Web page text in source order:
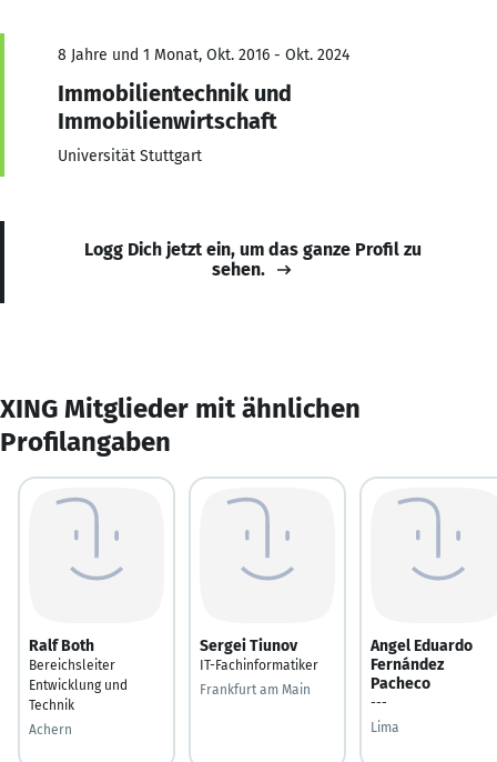
8 Jahre und 1 Monat, Okt. 2016 - Okt. 2024
Immobilientechnik und
Immobilienwirtschaft
Universität Stuttgart
Logg Dich jetzt ein, um das ganze Profil zu
sehen.
XING Mitglieder mit ähnlichen
Profilangaben
Ralf Both
Bereichsleiter
Entwicklung und
Technik
Achern
Sergei Tiunov
IT-Fachinformatiker
Frankfurt am Main
Angel Eduardo
Fernández
Pacheco
---
Lima